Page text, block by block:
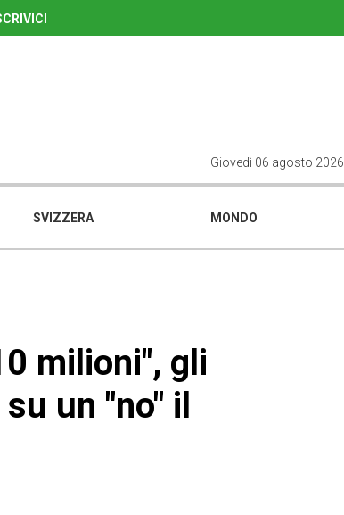
Giovedì 06 agosto 2026
SVIZZERA MONDO
milioni", gli
un "no" il